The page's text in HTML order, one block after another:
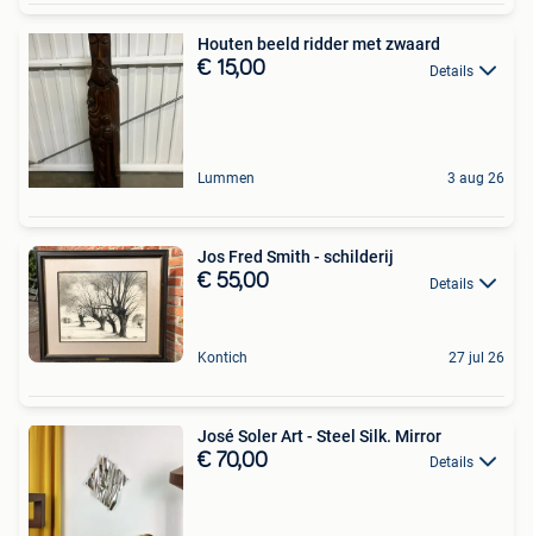
Houten beeld ridder met zwaard
€ 15,00 Details
Lummen 3 aug 26
Jos Fred Smith - schilderij
€ 55,00 Details
Kontich 27 jul 26
José Soler Art - Steel Silk. Mirror
€ 70,00 Details